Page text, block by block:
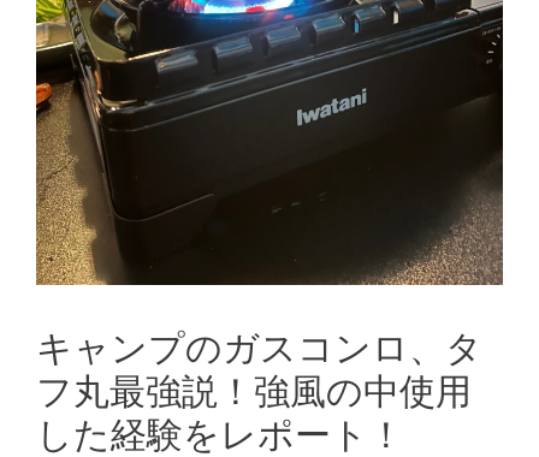
キャンプのガスコンロ、タ
フ丸最強説！強風の中使用
した経験をレポート！